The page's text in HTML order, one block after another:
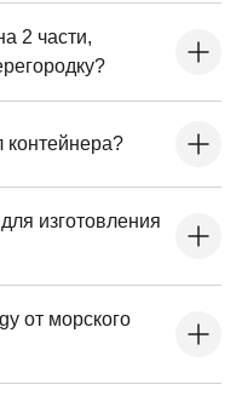
2 части,
контейнера?
изготовления
от морского